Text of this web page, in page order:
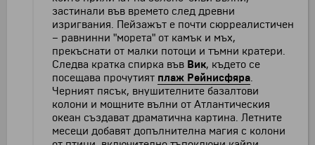
застинали във времето след древни
изригвания. Пейзажът е почти сюрреалистичен
– равнинни "морета" от камък и мъх,
прекъснати от малки потоци и тъмни кратери.
Следва кратка спирка във Вик, където се
посещава прочутият плаж Рейнисфяра.
Черният пясък, внушителните базалтови
колони и мощните вълни от Атлантическия
океан създават драматична картина. Летните
месеци добавят допълнителна магия с колони